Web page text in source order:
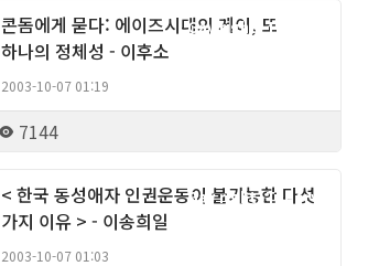
Gay right, Theory
콘돔에게 묻다: 에이즈시대의 게이, 또
하나의 정체성 - 이후소
2003-10-07 01:19
7144
Gay right, Theory
< 한국 동성애자 인권운동이 불가능한 다섯
가지 이유 > - 이송희일
2003-10-07 01:03